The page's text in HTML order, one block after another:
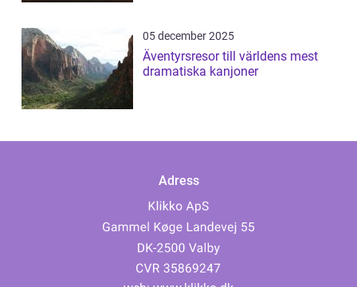
05 december 2025
Äventyrsresor till världens mest
dramatiska kanjoner
Adress